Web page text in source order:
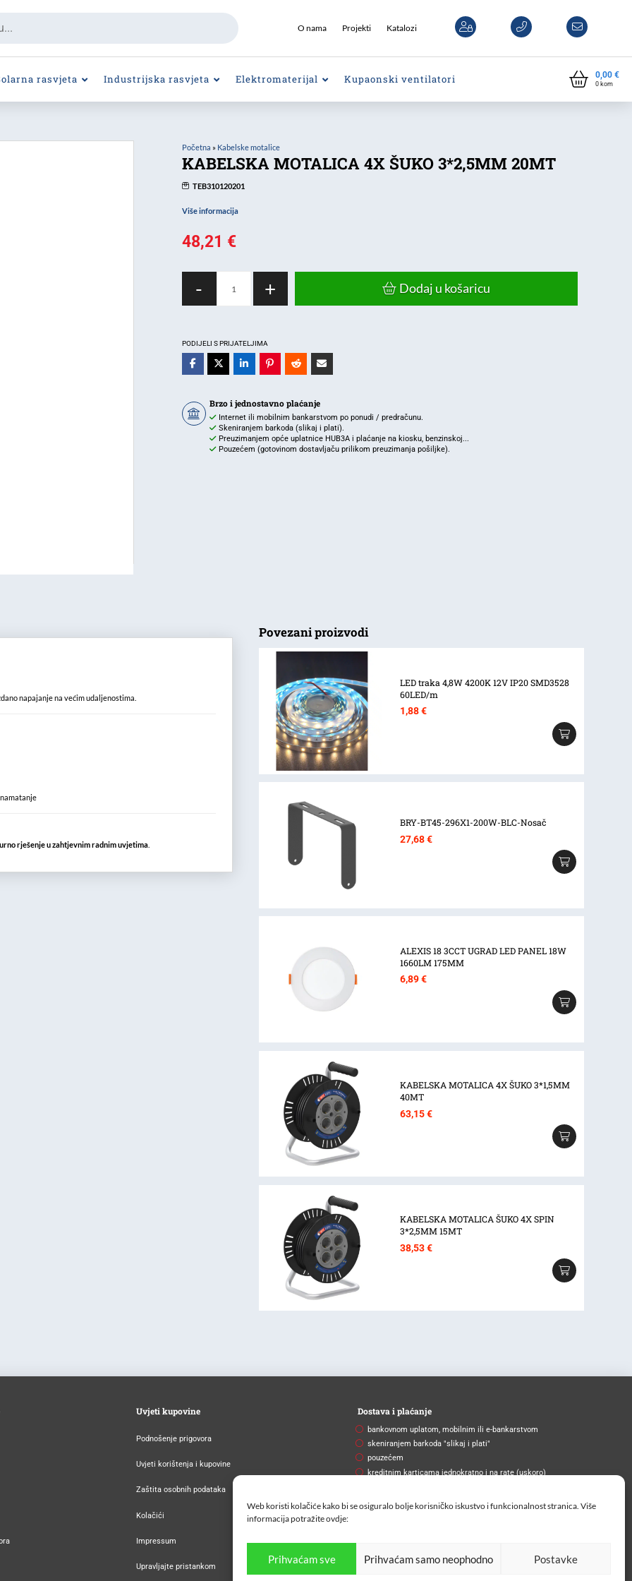
Web koristi kolačiće kako bi se osiguralo bolje korisničko iskustvo i funkcionalnost stranica. Više
informacija potražiteovdje:
Prihvaćam sve Prihvaćam samo neophodno Postavke
O nama Projekti Katalozi
rasvjeta Industrijska rasvjeta Elektromaterijal Kupaonski ventilatori 0,00 €
0kom
Početna » Kabelske motalice
KABELSKA MOTALICA 4X ŠUKO 3*2,5MM 20MT
TEB310120201
Više informacija
48,21 €
-
MOTALICA
3*2,5MM
20MT
količina
+ Dodaj u košaricu
PODIJELI S PRIJATELJIMA
Brzo i jednostavno plaćanje
Internet ili mobilnim bankarstvom po ponudi / predračunu.
Skeniranjem barkoda (slikaj i plati).
Preuzimanjem opće uplatnice HUB3A i plaćanje na kiosku, benzinskoj...
Pouzećem (gotovinom dostavljaču prilikom preuzimanja pošiljke).
napajanje na većim udaljenostima.
rješenje u zahtjevnim radnim uvjetima
Povezani proizvodi
LED traka 4,8W 4200K 12V IP20 SMD3528
60LED/m
1,88€
BRY-BT45-296X1-200W-BLC-Nosač
27,68€
ALEXIS 18 3CCT UGRAD LED PANEL 18W
1660LM 175MM
6,89€
KABELSKA MOTALICA 4X ŠUKO 3*1,5MM
40MT
63,15€
KABELSKA MOTALICA ŠUKO 4X SPIN
3*2,5MM 15MT
38,53€
Uvjeti kupovine
Podnošenje prigovora
Uvjeti korištenja i kupovine
Zaštita osobnih podataka
Kolačići
Impressum
Upravljajte pristankom
Dostava i plaćanje
bankovnom uplatom, mobilnim ili e-bankarstvom
skeniranjem barkoda "slikaj i plati"
pouzećem
kreditnim karticama jednokratno i na rate (uskoro)
Na vašu adresu ili na paketomat.